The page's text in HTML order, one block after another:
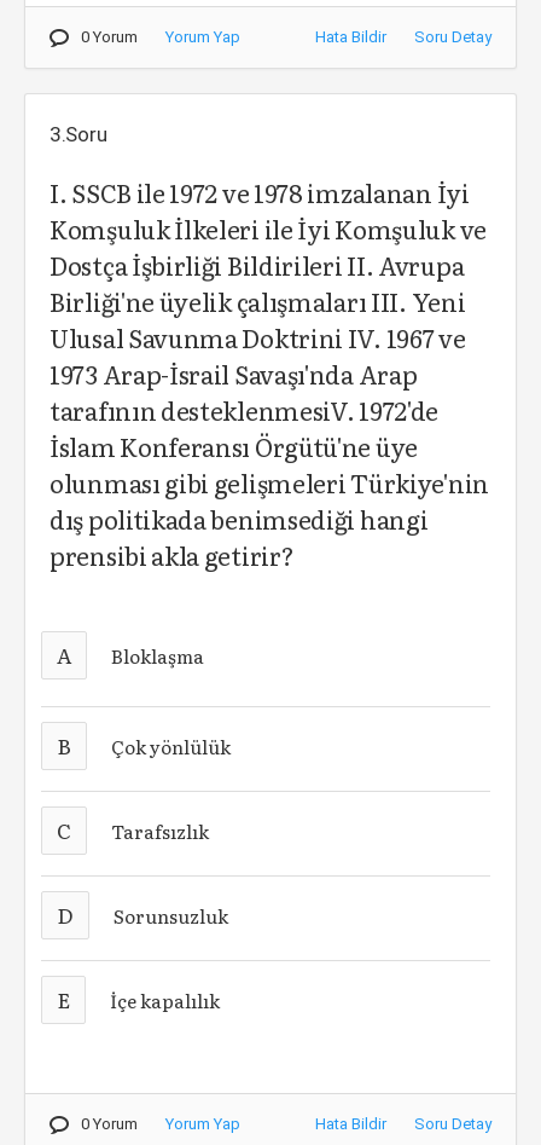
0 Yorum Yorum Yap Hata Bildir Soru Detay
3.Soru
I. SSCB ile 1972 ve 1978 imzalanan İyi
Komşuluk İlkeleri ile İyi Komşuluk ve
Dostça İşbirliği Bildirileri II. Avrupa
Birliği'ne üyelik çalışmaları III. Yeni
Ulusal Savunma Doktrini IV. 1967 ve
1973 Arap-İsrail Savaşı'nda Arap
tarafının desteklenmesiV. 1972'de
İslam Konferansı Örgütü'ne üye
olunması gibi gelişmeleri Türkiye'nin
dış politikada benimsediği hangi
prensibi akla getirir?
A Bloklaşma
B Çok yönlülük
C Tarafsızlık
D Sorunsuzluk
E İçe kapalılık
0 Yorum Yorum Yap Hata Bildir Soru Detay